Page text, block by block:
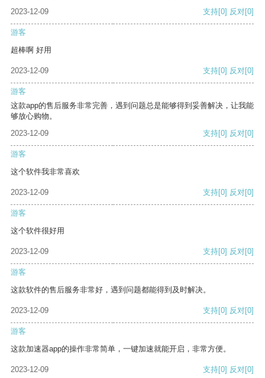
2023-12-09
支持[0] 反对[0]
游客
超棒啊 好用
2023-12-09 支持[0] 反对[0]
游客
这款app的售后服务非常完善，遇到问题总是能够得到妥善解决，让我能
够放心购物。
2023-12-09
支持[0] 反对[0]
游客
这个软件我非常喜欢
2023-12-09 支持[0] 反对[0]
游客
这个软件很好用
2023-12-09 支持[0] 反对[0]
游客
这款软件的售后服务非常好，遇到问题都能得到及时解决。
2023-12-09 支持[0] 反对[0]
游客
这款加速器app的操作非常简单，一键加速就能开启，非常方便。
2023-12-09 支持[0] 反对[0]